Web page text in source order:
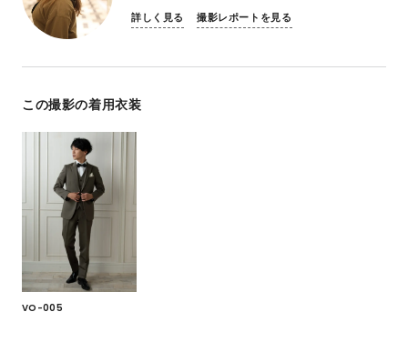
詳しく見る 撮影レポートを見る
この撮影の着用衣装
VO-005